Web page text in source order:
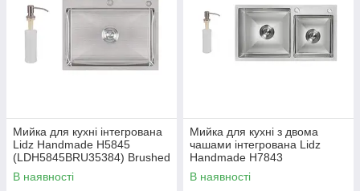
Мийка для кухні інтегрована
Lidz Handmade H5845
(LDH5845BRU35384) Brushed
Steel 3,0/1,0 мм
В наявності
Мийка для кухні з двома
чашами інтегрована Lidz
Handmade H7843
(LDH7843BRU35387) Brushed
Steel 3,0/1,0 мм
В наявності